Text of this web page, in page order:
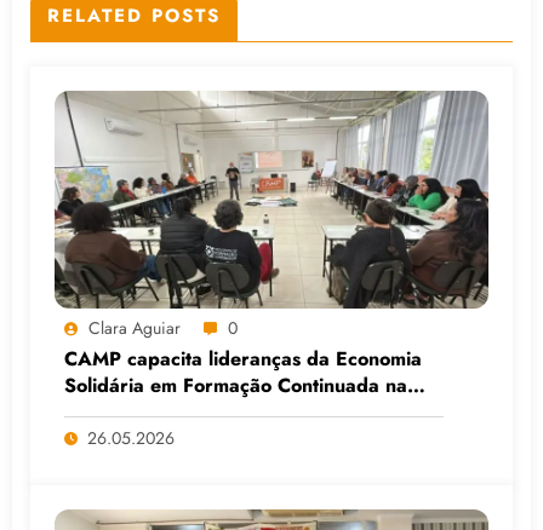
RELATED POSTS
Clara Aguiar 0
CAMP capacita lideranças da Economia
Solidária em Formação Continuada na
Faculdade do Assentamento do MST, em
Viamão (RS)
26.05.2026